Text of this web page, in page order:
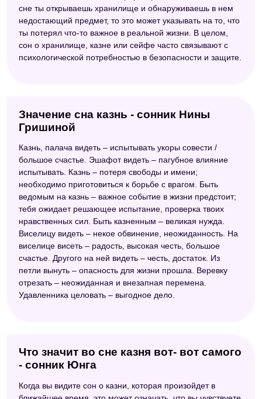
сне ты открываешь хранилище и обнаруживаешь в нем
недостающий предмет, то это может указывать на то, что
ты потерял что-то важное в реальной жизни. В целом,
сон о хранилище, казне или сейфе часто связывают с
психологической потребностью в безопасности и защите.
Значение сна казнь - сонник Нины
Гришиной
Казнь, палача видеть – испытывать укоры совести /
большое счастье. Эшафот видеть – пагубное влияние
испытывать. Казнь – потеря свободы и имени;
необходимо приготовиться к борьбе с врагом. Быть
ведомым на казнь – важное событие в жизни предстоит;
тебя ожидает решающее испытание, проверка твоих
нравственных сил. Быть казненным – великая нужда.
Виселицу видеть – некое обвинение, неожиданность. На
виселице висеть – радость, высокая честь, большое
счастье. Другого на ней видеть – честь, достаток. Из
петли вынуть – опасность для жизни прошла. Веревку
отрезать – неожиданная и внезапная перемена.
Удавленника целовать – выгодное дело.
Что значит во сне казня вот- вот самого
- сонник Юнга
Когда вы видите сон о казни, которая произойдет в